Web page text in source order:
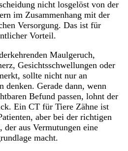
nicht losgelöst von der
im Zusammenhang mit der
Versorgung. Das ist für
Vorteil.
Maulgeruch,
Gesichtsschwellungen oder
sollte nicht nur an
denken. Gerade dann, wenn
Befund passen, lohnt der
Ein CT für Tiere Zähne ist
aber bei der richtigen
aus Vermutungen eine
macht.